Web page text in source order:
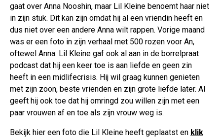
gaat over Anna Nooshin, maar Lil Kleine benoemt haar niet
in zijn stuk. Dit kan zijn omdat hij al een vriendin heeft en
dus niet over een andere Anna wilt rappen. Vorige maand
was er een foto in zijn verhaal met 500 rozen voor An,
oftewel Anna. Lil Kleine gaf ook al aan in de borrelpraat
podcast dat hij een keer toe is aan liefde en geen zin
heeft in een midlifecrisis. Hij wil graag kunnen genieten
met zijn zoon, beste vrienden en zijn grote liefde later. Al
geeft hij ook toe dat hij omringd zou willen zijn met een
paar vrouwen af en toe als zijn vrouw weg is.
Bekijk hier een foto die Lil Kleine heeft geplaatst en klik